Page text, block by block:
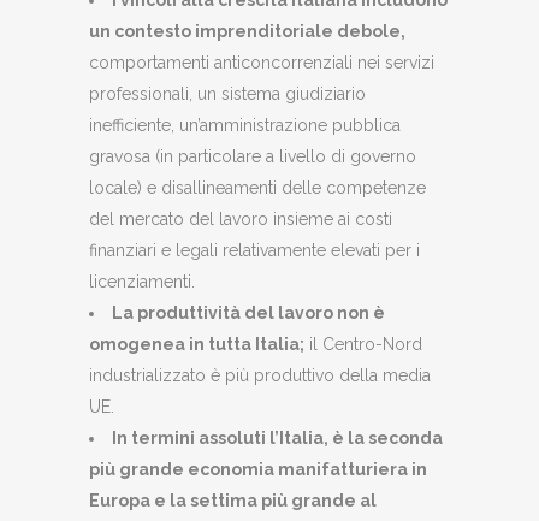
un contesto imprenditoriale debole,
comportamenti anticoncorrenziali nei servizi
professionali, un sistema giudiziario
inefficiente, un’amministrazione pubblica
gravosa (in particolare a livello di governo
locale) e disallineamenti delle competenze
del mercato del lavoro insieme ai costi
finanziari e legali relativamente elevati per i
licenziamenti.
La produttività del lavoro non è
omogenea in tutta Italia; il Centro-Nord
industrializzato è più produttivo della media
UE.
In termini assoluti l’Italia, è la seconda
più grande economia manifatturiera in
Europa e la settima più grande al